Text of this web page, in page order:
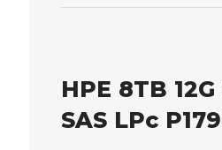
HPE 8TB
SAS LPc